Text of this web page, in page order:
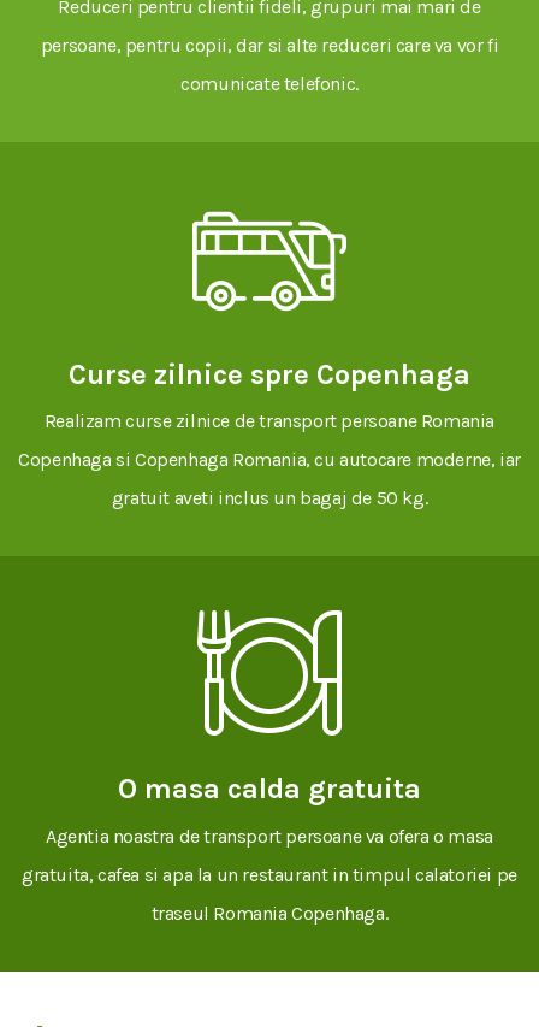
Reduceri pentru clientii fideli, grupuri mai mari de
persoane, pentru copii, dar si alte reduceri care va vor fi
comunicate telefonic.
Curse zilnice spre Copenhaga
Realizam curse zilnice de transport persoane Romania
Copenhaga si Copenhaga Romania, cu autocare moderne, iar
gratuit aveti inclus un bagaj de 50 kg.
O masa calda gratuita
Agentia noastra de transport persoane va ofera o masa
gratuita, cafea si apa la un restaurant in timpul calatoriei pe
traseul Romania Copenhaga.